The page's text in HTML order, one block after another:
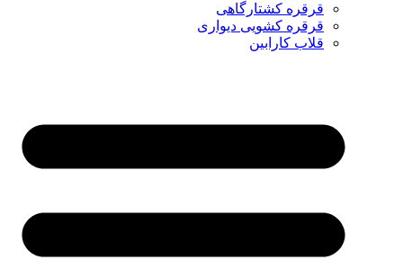
قرقره کشتارگاهی
قرقره کشویی دیواری
قلاب کارابین